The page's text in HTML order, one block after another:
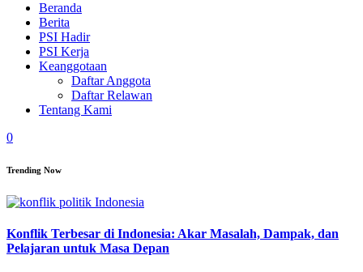
Beranda
Berita
PSI Hadir
PSI Kerja
Keanggotaan
Daftar Anggota
Daftar Relawan
Tentang Kami
0
Trending Now
Konflik Terbesar di Indonesia: Akar Masalah, Dampak, dan
Pelajaran untuk Masa Depan